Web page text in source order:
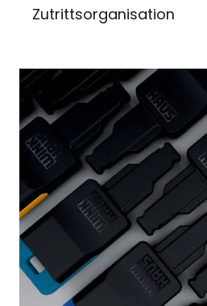
Zutrittsorganisation